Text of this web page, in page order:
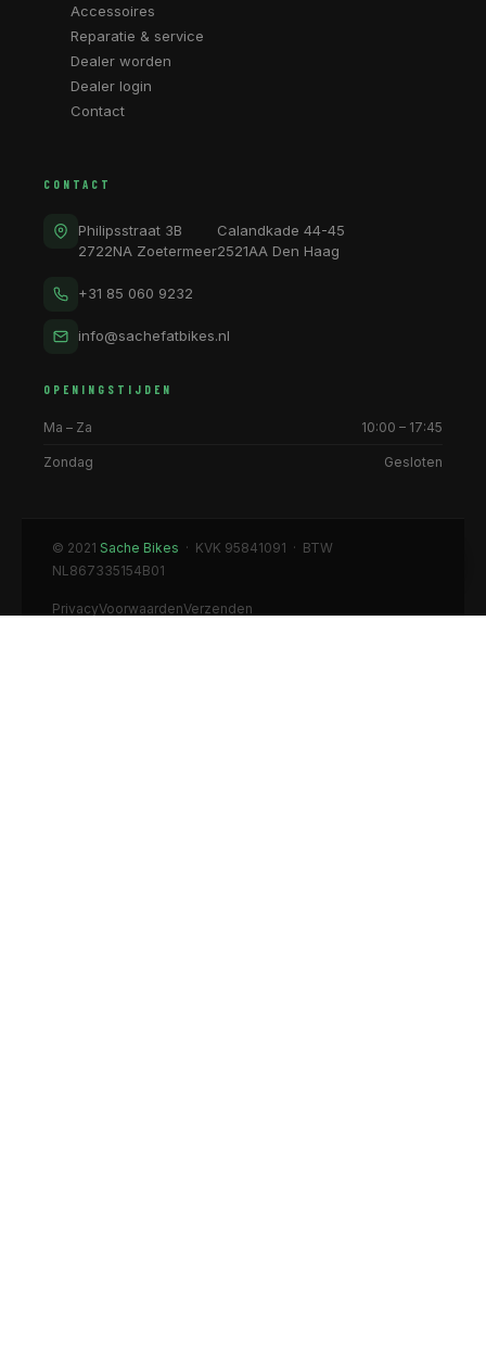
Accessoires
Reparatie & service
Dealer worden
Dealer login
Contact
CONTACT
Philipsstraat 3B
2722NA Zoetermeer
Calandkade 44-45
2521AA Den Haag
+31 85 060 9232
info@sachefatbikes.nl
OPENINGSTIJDEN
Ma – Za 10:00 – 17:45
Zondag Gesloten
© 2021 Sache Bikes · KVK 95841091 · BTW
NL867335154B01
PrivacyVoorwaardenVerzenden